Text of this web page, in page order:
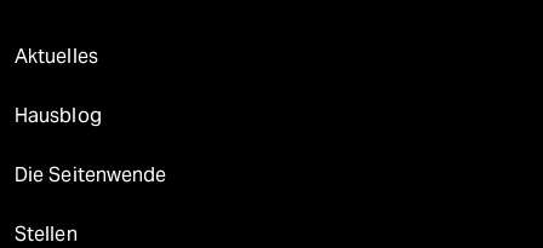
Aktuelles
Hausblog
Die Seitenwende
Stellen